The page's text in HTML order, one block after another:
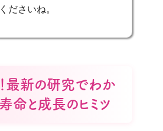
くださいね。
最新の研究でわか
命と成長のヒミツ